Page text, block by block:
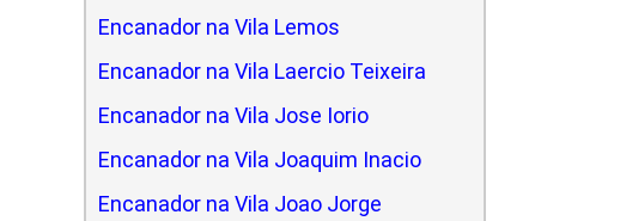
Encanador na Vila Lemos
Encanador na Vila Laercio Teixeira
Encanador na Vila Jose Iorio
Encanador na Vila Joaquim Inacio
Encanador na Vila Joao Jorge